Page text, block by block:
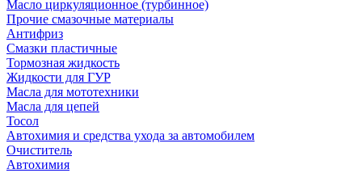
Масло циркуляционное (турбинное)
Прочие смазочные материалы
Антифриз
Смазки пластичные
Тормозная жидкость
Жидкости для ГУР
Масла для мототехники
Масла для цепей
Тосол
Автохимия и средства ухода за автомобилем
Очиститель
Автохимия